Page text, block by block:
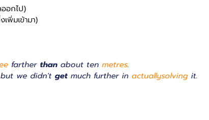
อกไป)
พิ่มเข้ามา)
farther than about ten metres.
but we didn't get much further in actuallysolving it.